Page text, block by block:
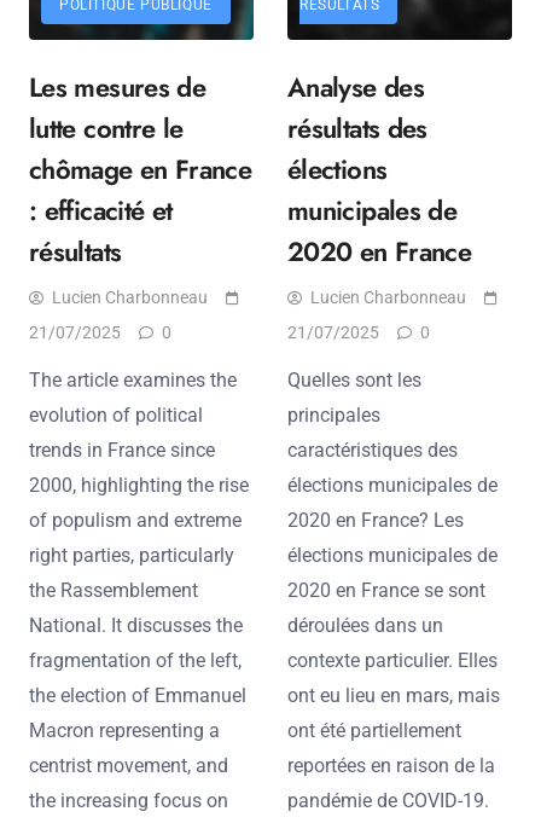
POLITIQUE PUBLIQUE
Les mesures de
lutte contre le
chômage en France
: efficacité et
résultats
Lucien Charbonneau
21/07/2025
0
The article examines the
evolution of political
trends in France since
2000, highlighting the rise
of populism and extreme
right parties, particularly
the Rassemblement
National. It discusses the
fragmentation of the left,
the election of Emmanuel
Macron representing a
centrist movement, and
the increasing focus on
RÉSULTATS
Analyse des
résultats des
élections
municipales de
2020 en France
Lucien Charbonneau
21/07/2025
0
Quelles sont les
principales
caractéristiques des
élections municipales de
2020 en France? Les
élections municipales de
2020 en France se sont
déroulées dans un
contexte particulier. Elles
ont eu lieu en mars, mais
ont été partiellement
reportées en raison de la
pandémie de COVID-19.